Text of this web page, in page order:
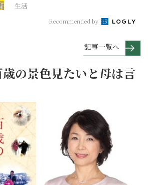
生活
Recommended by
記事一覧へ
の景色見たいと母は言